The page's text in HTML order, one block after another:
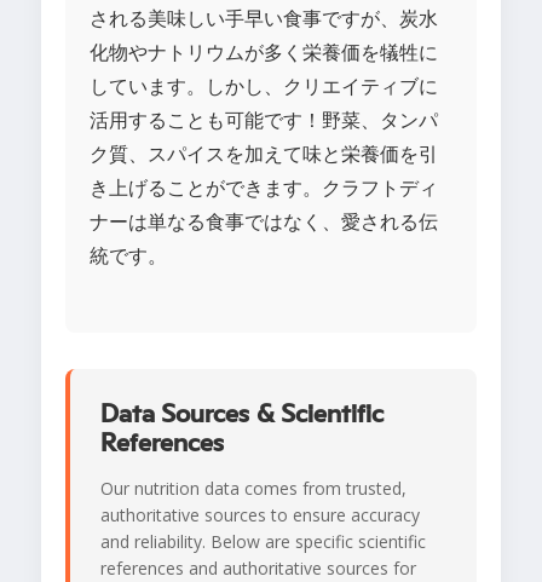
される美味しい手早い食事ですが、炭水
化物やナトリウムが多く栄養価を犠牲に
しています。しかし、クリエイティブに
活用することも可能です！野菜、タンパ
ク質、スパイスを加えて味と栄養価を引
き上げることができます。クラフトディ
ナーは単なる食事ではなく、愛される伝
統です。
Data Sources & Scientific
References
Our nutrition data comes from trusted,
authoritative sources to ensure accuracy
and reliability. Below are specific scientific
references and authoritative sources for